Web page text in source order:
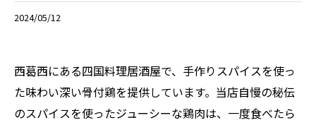
2024/05/12
西葛西にある四国料理居酒屋で、手作りスパイスを使っ
た味わい深い骨付鶏を提供しています。当店自慢の秘伝
のスパイスを使ったジューシーな鶏肉は、一度食べたら